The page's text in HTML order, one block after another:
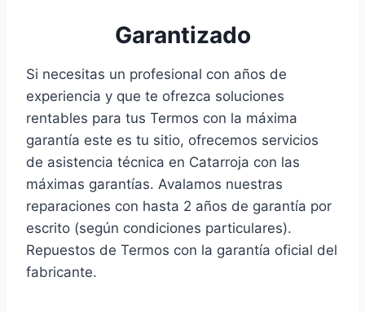
Garantizado
Si necesitas un profesional con años de
experiencia y que te ofrezca soluciones
rentables para tus Termos con la máxima
garantía este es tu sitio, ofrecemos servicios
de asistencia técnica en Catarroja con las
máximas garantías. Avalamos nuestras
reparaciones con hasta 2 años de garantía por
escrito (según condiciones particulares).
Repuestos de Termos con la garantía oficial del
fabricante.